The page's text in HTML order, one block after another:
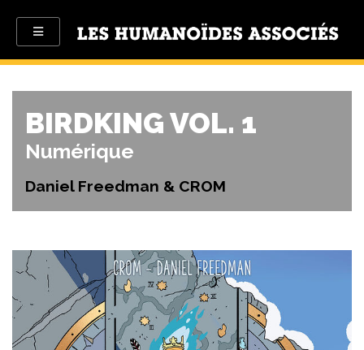
BIRDKING VOL. 1
Numérique
Daniel Freedman & CROM